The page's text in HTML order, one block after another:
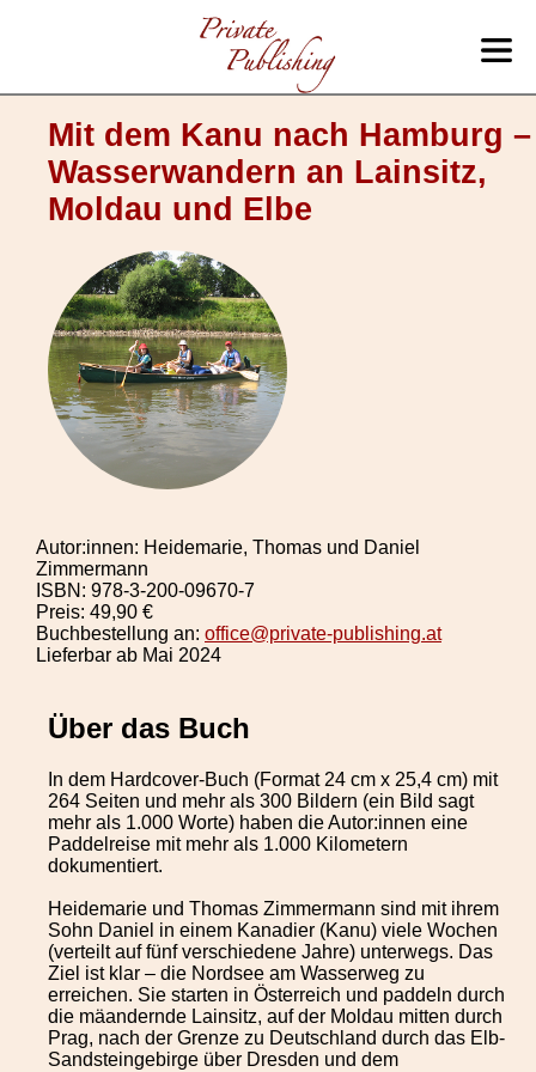
Mit dem Kanu nach Hamburg –
Wasserwandern an Lainsitz,
Moldau und Elbe
Autor:innen: Heidemarie, Thomas und Daniel
Zimmermann
ISBN: 978-3-200-09670-7
Preis: 49,90 €
Buchbestellung an: office@private-publishing.at
Lieferbar ab Mai 2024
Über das Buch
In dem Hardcover-Buch (Format 24 cm x 25,4 cm) mit
264 Seiten und mehr als 300 Bildern (ein Bild sagt
mehr als 1.000 Worte) haben die Autor:innen eine
Paddelreise mit mehr als 1.000 Kilometern
dokumentiert.
Heidemarie und Thomas Zimmermann sind mit ihrem
Sohn Daniel in einem Kanadier (Kanu) viele Wochen
(verteilt auf fünf verschiedene Jahre) unterwegs. Das
Ziel ist klar – die Nordsee am Wasserweg zu
erreichen. Sie starten in Österreich und paddeln durch
die mäandernde Lainsitz, auf der Moldau mitten durch
Prag, nach der Grenze zu Deutschland durch das Elb-
Sandsteingebirge über Dresden und dem